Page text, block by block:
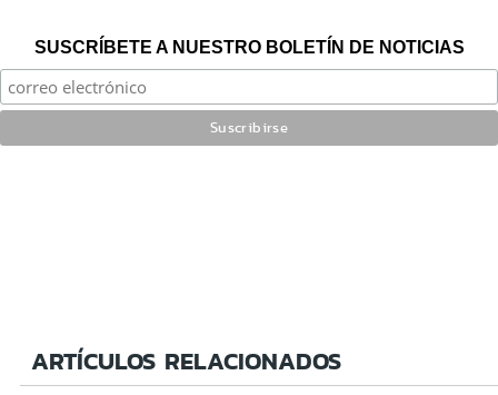
SUSCRÍBETE A NUESTRO BOLETÍN DE NOTICIAS
ARTÍCULOS RELACIONADOS